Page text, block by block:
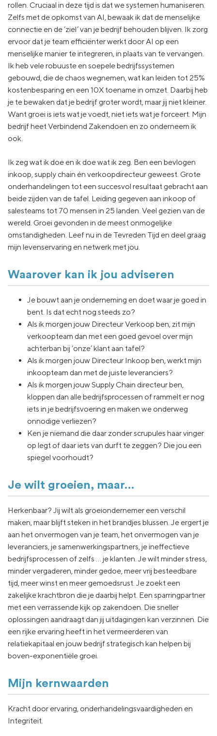
rollen. Cruciaal in deze tijd is dat we systemen humaniseren.
Zelfs met de opkomst van AI, bewaak ik dat de menselijke
connectie en de ‘ziel’ van je bedrijf behouden blijven. Ik zorg
ervoor dat je team efficiënter werkt door AI op een
menselijke manier te integreren, in plaats van te vervangen.
Ik heb vele robuuste en soepele bedrijfssystemen
gebouwd, die de chaos wegnemen, wat kan leiden tot 25%
kostenbesparing en een 10X toename in omzet. Daarbij heb
je te bewaken dat je bedrijf groter wordt, maar jij niet kleiner.
Want groei is iets wat je voedt, niet iets wat je forceert. Mijn
bedrijf heet Verbindend Zakendoen en zo onderneem ik
ook.
Ik zeg wat ik doe en ik doe wat ik zeg. Ben een bevlogen
inkoop, supply chain én verkoopdirecteur geweest. Grote
onderhandelingen tot een succesvol resultaat gebracht aan
beide zijden van de tafel. Leiding gegeven aan inkoop of
salesteams tot 70 mensen in 25 landen. Veel gezien van de
wereld. Groei gevonden in de meest onmogelijke
omstandigheden. Leef nu in de Tevreden Tijd en deel graag
mijn levenservaring en netwerk met jou.
Waarover kan ik jou adviseren
Je bouwt aan je onderneming en doet waar je goed in
bent. Is dat echt nog steeds zo?
Als ik morgen jouw Directeur Verkoop ben, zit mijn
verkoopteam dan met een goed gevoel over mijn
achterban bij ‘onze’ klant aan tafel?
Als ik morgen jouw Directeur Inkoop ben, werkt mijn
inkoopteam dan met de juiste leveranciers?
Als ik morgen jouw Supply Chain directeur ben,
kloppen dan alle bedrijfsprocessen of rammelt er nog
iets in je bedrijfsvoering en maken we onderweg
onnodige verliezen?
Ken je niemand die daar zonder scrupules haar vinger
op legt of daar iets van durft te zeggen? Die jou een
spiegel voorhoudt?
Je wilt groeien, maar…
Herkenbaar? Jij wilt als groeiondernemer een verschil
maken, maar blijft steken in het brandjes blussen. Je ergert je
aan het onvermogen van je team, het onvermogen van je
leveranciers, je samenwerkingspartners, je ineffectieve
bedrijfsprocessen of zelfs … je klanten. Je wilt minder stress,
minder vergaderen, minder gedoe, meer vrij besteedbare
tijd, meer winst en meer gemoedsrust. Je zoekt een
zakelijke krachtbron die je daarbij helpt. Een sparringpartner
met een verrassende kijk op zakendoen. Die sneller
oplossingen aandraagt dan jij uitdagingen kan verzinnen. Die
een rijke ervaring heeft in het vermeerderen van
relatiekapitaal en jouw bedrijf strategisch kan helpen bij
boven-exponentiële groei.
Mijn kernwaarden
Kracht door ervaring, onderhandelingsvaardigheden en
Integriteit.